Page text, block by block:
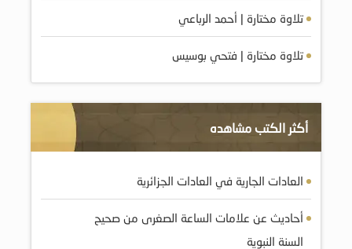
تلاوة مختارة | أحمد الرباعي
تلاوة مختارة | فتحي بوسيس
أكثر الكتب مشاهده
العادات الجارية في العادات الجزائرية
أحاديث عن علامات الساعة الصغرى من صحيح
السنة النبوية